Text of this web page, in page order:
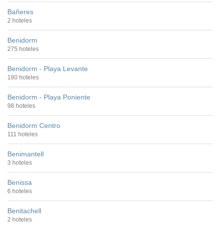
Bañeres
2 hoteles
Benidorm
275 hoteles
Benidorm - Playa Levante
180 hoteles
Benidorm - Playa Poniente
98 hoteles
Benidorm Centro
111 hoteles
Benimantell
3 hoteles
Benissa
6 hoteles
Benitachell
2 hoteles